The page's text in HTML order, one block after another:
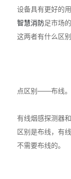
设备具有更好的
智慧消防足市场的
这两者有什么区别
点区别——布线。
有线烟感探测器和
区别是布线，有
不需要布线的。